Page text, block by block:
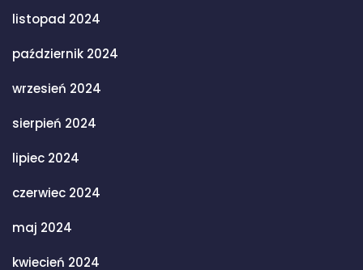
listopad 2024
październik 2024
wrzesień 2024
sierpień 2024
lipiec 2024
czerwiec 2024
maj 2024
kwiecień 2024